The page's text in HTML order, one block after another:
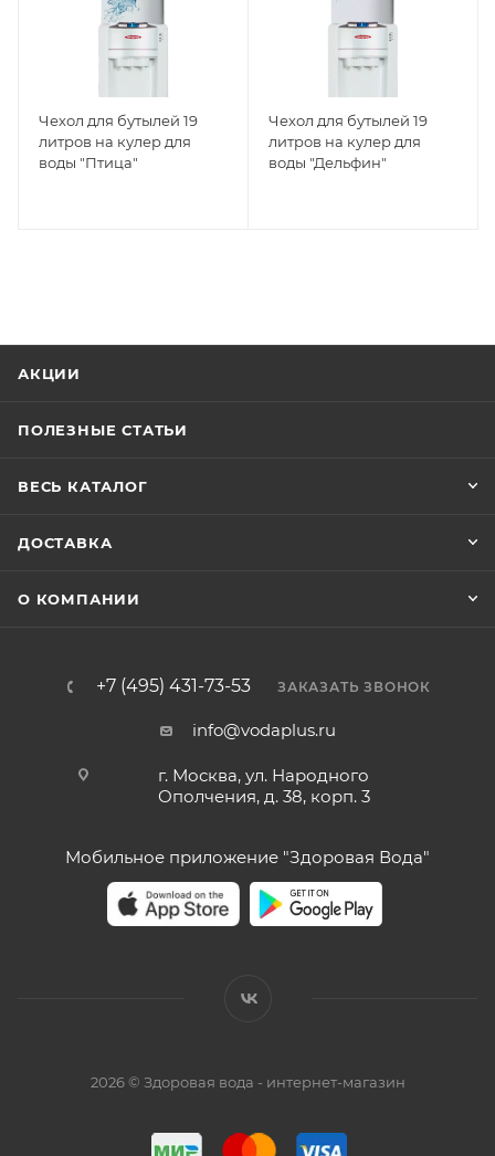
Чехол для бутылей 19
литров на кулер для
воды "Птица"
Чехол для бутылей 19
литров на кулер для
воды "Дельфин"
АКЦИИ
ПОЛЕЗНЫЕ СТАТЬИ
ВЕСЬ КАТАЛОГ
ДОСТАВКА
О КОМПАНИИ
+7 (495) 431-73-53 ЗАКАЗАТЬ ЗВОНОК
info@vodaplus.ru
г. Москва, ул. Народного
Ополчения, д. 38, корп. 3
Мобильное приложение "Здоровая Вода"
2026 © Здоровая вода - интернет-магазин